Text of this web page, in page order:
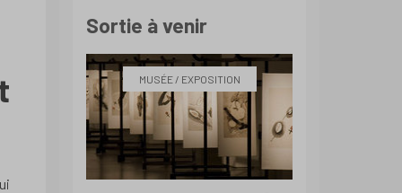
Sortie à venir
MUSÉE / EXPOSITION